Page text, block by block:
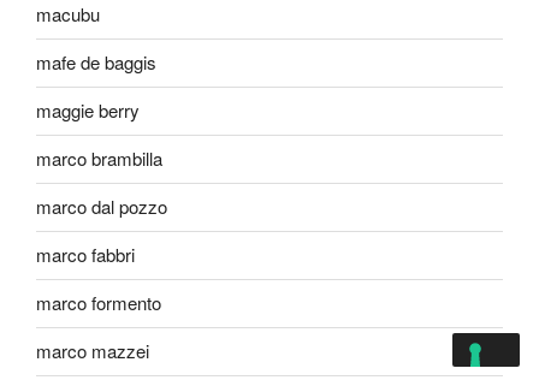
macubu
mafe de baggis
maggie berry
marco brambilla
marco dal pozzo
marco fabbri
marco formento
marco mazzei